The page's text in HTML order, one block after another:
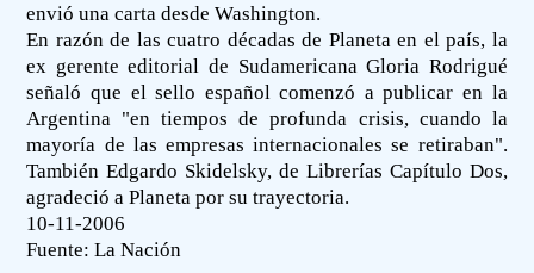
envió una carta desde Washington.
En razón de las cuatro décadas de Planeta en el país, la
ex gerente editorial de Sudamericana Gloria Rodrigué
señaló que el sello español comenzó a publicar en la
Argentina "en tiempos de profunda crisis, cuando la
mayoría de las empresas internacionales se retiraban".
También Edgardo Skidelsky, de Librerías Capítulo Dos,
agradeció a Planeta por su trayectoria.
10-11-2006
Fuente:La Nación